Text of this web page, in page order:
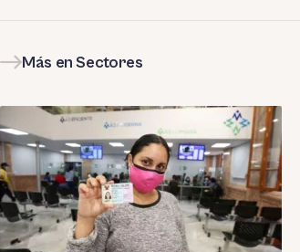
Más en Sectores